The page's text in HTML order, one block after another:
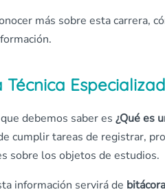
más sobre esta carrera,
Técnica
debemos saber es ¿Qué es
cumplir tareas de registrar,
sobre los objetos de estudios.
información servirá de bitácora